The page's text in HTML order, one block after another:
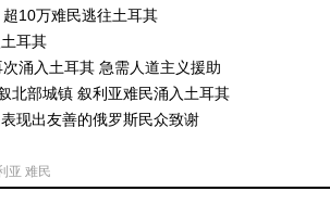
10万难民逃往土耳其
耳其
涌入土耳其 急需人道主义援助
北部城镇 叙利亚难民涌入土耳其
现出友善的俄罗斯民众致谢
亚 难民